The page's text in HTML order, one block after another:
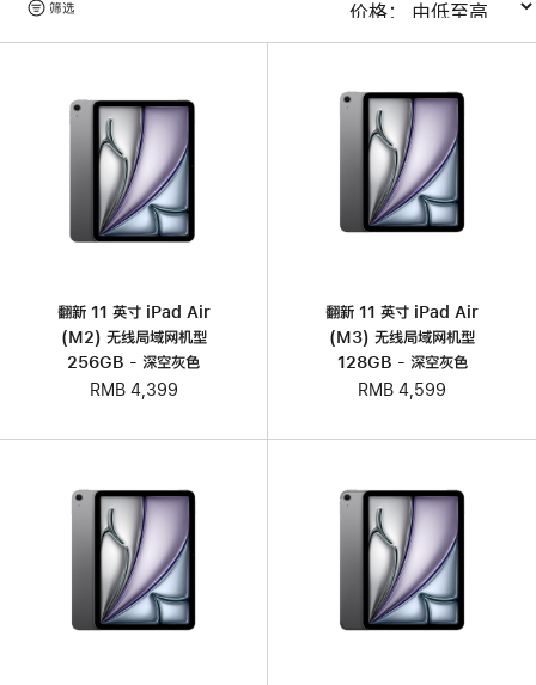
览
筛选
翻新 11 英寸 iPad Air
(M2) 无线局域网机型
256GB - 深空灰色
RMB 4,399
翻新 11 英寸 iPad Air
(M3) 无线局域网机型
128GB - 深空灰色
RMB 4,599